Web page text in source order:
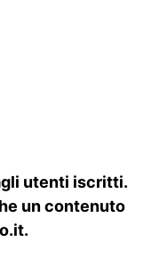
utenti iscritti.
un contenuto